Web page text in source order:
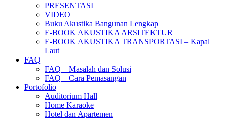
PRESENTASI
VIDEO
Buku Akustika Bangunan Lengkap
E-BOOK AKUSTIKA ARSITEKTUR
E-BOOK AKUSTIKA TRANSPORTASI – Kapal
Laut
FAQ
FAQ – Masalah dan Solusi
FAQ – Cara Pemasangan
Portofolio
Auditorium Hall
Home Karaoke
Hotel dan Apartemen